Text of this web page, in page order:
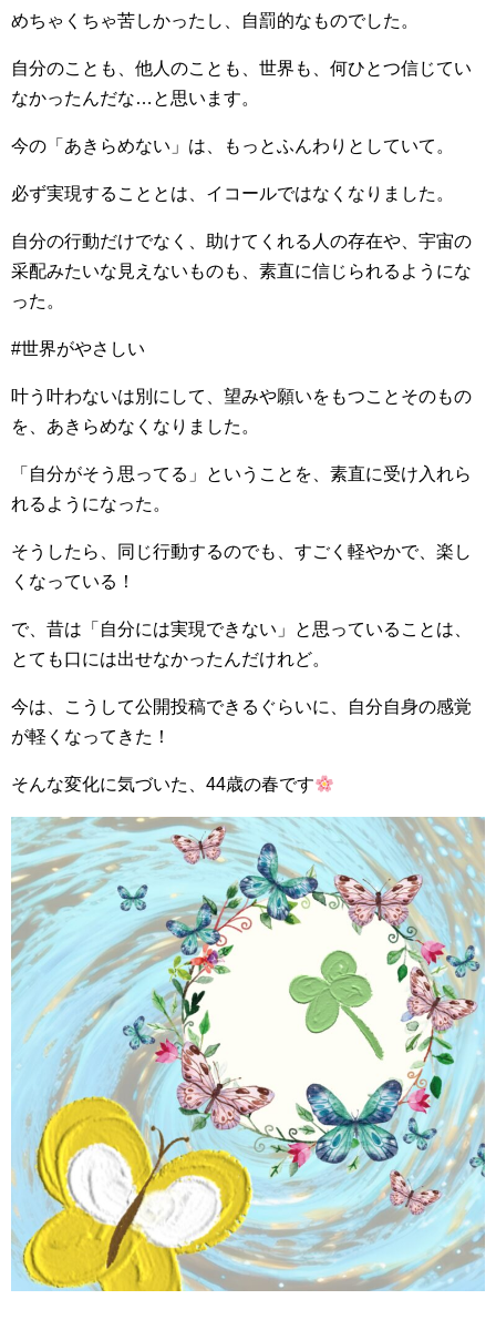
めちゃくちゃ苦しかったし、自罰的なものでした。
自分のことも、他人のことも、世界も、何ひとつ信じてい
なかったんだな…と思います。
今の「あきらめない」は、もっとふんわりとしていて。
必ず実現することとは、イコールではなくなりました。
自分の行動だけでなく、助けてくれる人の存在や、宇宙の
采配みたいな見えないものも、素直に信じられるようにな
った。
#世界がやさしい
叶う叶わないは別にして、望みや願いをもつことそのもの
を、あきらめなくなりました。
「自分がそう思ってる」ということを、素直に受け入れら
れるようになった。
そうしたら、同じ行動するのでも、すごく軽やかで、楽し
くなっている！
で、昔は「自分には実現できない」と思っていることは、
とても口には出せなかったんだけれど。
今は、こうして公開投稿できるぐらいに、自分自身の感覚
が軽くなってきた！
そんな変化に気づいた、44歳の春です